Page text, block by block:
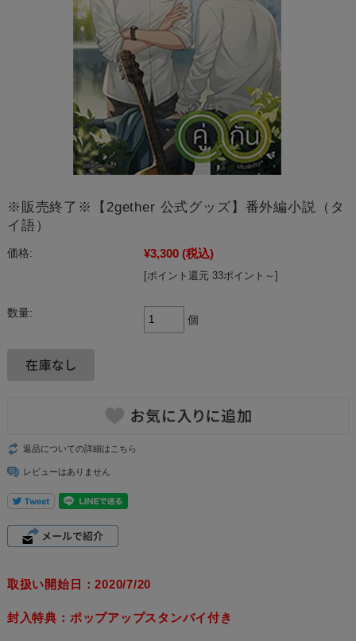
※販売終了※【2gether 公式グッズ】番外編小説（タ
イ語）
価格: ¥3,300 (税込)
[ポイント還元 33ポイント～]
数量:
個
返品についての詳細はこちら
レビューはありません
取扱い開始日：2020/7/20
封入特典：ポップアップスタンバイ付き